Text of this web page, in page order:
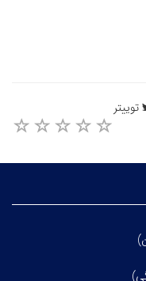
توییتر